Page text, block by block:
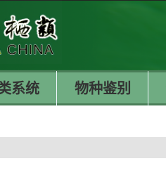
系统 物种鉴别